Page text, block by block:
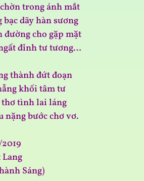
trong ánh mắt
dãy hàn sương
cho gặp mặt
đỉnh tư tương…
thành đứt đoạn
khối tâm tư
tình lai láng
bước chơ vơ.
Sáng)